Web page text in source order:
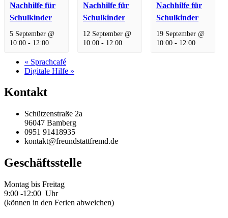
Nachhilfe für
Schulkinder
5 September @
10:00- 12:00
Nachhilfe für
Schulkinder
12 September @
10:00- 12:00
Nachhilfe für
Schulkinder
19 September @
10:00- 12:00
« Sprachcafé
Digitale Hilfe »
Kontakt
Schützenstraße 2a
96047 Bamberg
0951 91418935
kontakt@freundstattfremd.de
Geschäftsstelle
Montag bis Freitag
9:00 -12:00 Uhr
(können in den Ferien abweichen)